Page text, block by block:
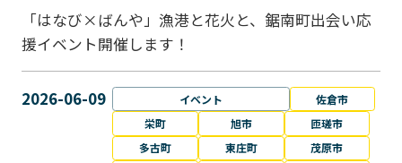
「はなび×ばんや」漁港と花火と、鋸南町出会い応
援イベント開催します！
2026-06-09 イベント
佐倉市
栄町
旭市
匝瑳市
多古町
東庄町
茂原市